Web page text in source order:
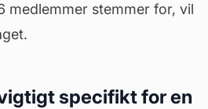
medlemmer stemmer for, vil
specifikt for en